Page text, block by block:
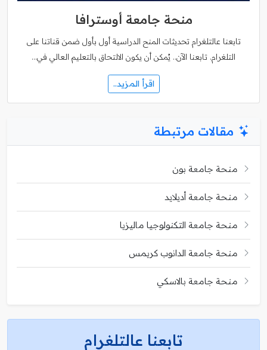
منحة جامعة أوسترافا
تابعنا عالتلغرام تحديثات المنح الدراسية أول بأول ضمن قناتنا على
التلغرام. تابعنا الآن.. يُمكن أن يكون الالتحاق بالتعليم العالي في…
اقرأ المزيد..
مقالات مرتبطة
منحة جامعة بون
منحة جامعة أديلايد
منحة جامعة التكنولوجيا ماليزيا
منحة جامعة الدانوب كريمس
منحة جامعة بالاسكي
تابعنا عالتلغرام